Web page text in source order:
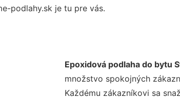
podlahy.sk je tu pre vás.
Epoxidová podlaha do bytu
množstvo spokojných
Každému zákazníkovi sa